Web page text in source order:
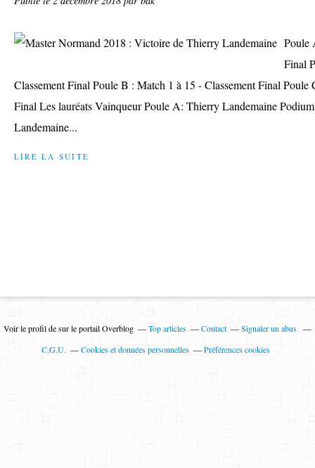
Poule
Final
Classement Final Poule B : Match 1 à 15 - Classement Final Poule
Final Les lauréats Vainqueur Poule A: Thierry Landemaine
Landemaine...
LIRE LA SUITE
Voir le profil desur le portail Overblog Top articles Contact
Signaler un abus
C.G.U.
Cookies et données personnelles Préférences cookies